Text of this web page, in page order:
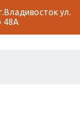
ул.
48А